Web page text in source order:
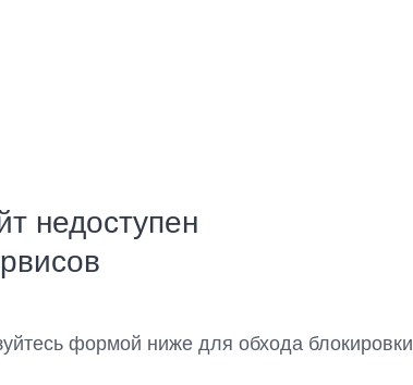
недоступен
формой ниже для обхода блокировки